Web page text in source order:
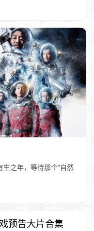
生之年，等待那个“自然
预告大片合集